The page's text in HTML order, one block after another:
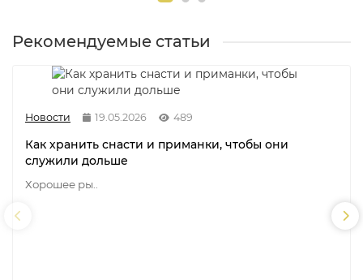
Рекомендуемые статьи
Новости 19.05.2026 489
Как хранить снасти и приманки, чтобы они
служили дольше
Хорошее ры..